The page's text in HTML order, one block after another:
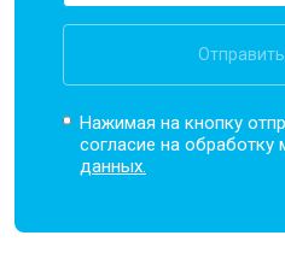
Нажимая на кнопку
согласие на обработку
данных.